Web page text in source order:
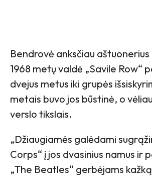
Bendrovė anksčiau
1968 metų valdė „Savile Row“
dvejus metus iki grupės
metais buvo jos būstinė, o
verslo tikslais.
„Džiaugiamės galėdami
Corps“ į jos dvasinius namus ir
„The Beatles“ gerbėjams